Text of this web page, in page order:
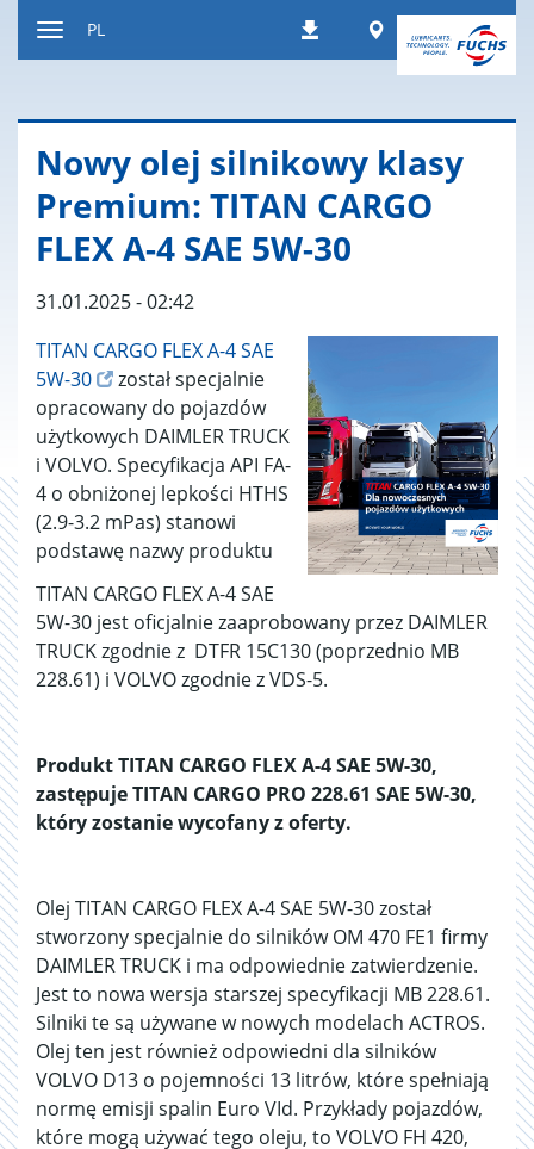
treści
PobieraniaWorldwide
PL
Nowy olej sil­ni­ko­wy klasy
Pre­mium: TITAN CARGO
FLEX A-4 SAE 5W-30
31.01.2025 - 02:42
TITAN CARGO FLEX A-4 SAE
5W-30
został specjalnie
opracowany do pojazdów
użytkowych DAIMLER TRUCK
i VOLVO. Specyfikacja API FA-
4 o obniżonej lepkości HTHS
(2.9-3.2 mPas) stanowi
podstawę nazwy produktu
TITAN CARGO FLEX A-4 SAE
5W-30 jest oficjalnie zaaprobowany przez DAIMLER
TRUCK zgodnie z DTFR 15C130 (poprzednio MB
228.61) i VOLVO zgodnie z VDS-5.
Produkt TITAN CARGO FLEX A-4 SAE 5W-30,
zastępuje TITAN CARGO PRO 228.61 SAE 5W-30,
który zostanie wycofany z oferty.
Olej TITAN CARGO FLEX A-4 SAE 5W-30 został
stworzony specjalnie do silników OM 470 FE1 firmy
DAIMLER TRUCK i ma odpowiednie zatwierdzenie.
Jest to nowa wersja starszej specyfikacji MB 228.61.
Silniki te są używane w nowych modelach ACTROS.
Olej ten jest również odpowiedni dla silników
VOLVO D13 o pojemności 13 litrów, które spełniają
normę emisji spalin Euro VId. Przykłady pojazdów,
które mogą używać tego oleju, to VOLVO FH 420,